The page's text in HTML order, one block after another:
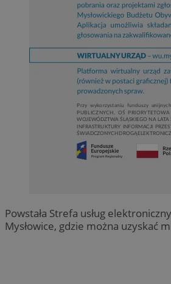
Powstała Strefa usług
Mysłowice, gdzie można uzyskać